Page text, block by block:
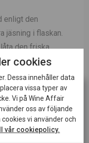
enligt den
jäsning i flaskan.
den friska
Alla druvor
på sin
med salta
cookies
Dessa innehåller data
vissa typer av
Vi på Wine Affair
oss av följande
vi använder och
vår cookiepolicy.